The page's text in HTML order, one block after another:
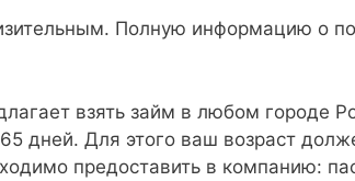
Полную информацию о
взять займ в любом городе
дней. Для этого ваш возраст
предоставить в компанию: